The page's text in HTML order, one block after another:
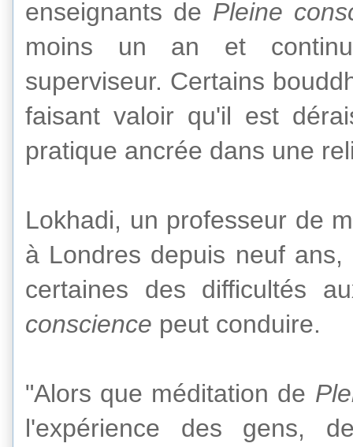
enseignants de Pleine
moins un an
et
superviseur. Certains
faisant valoir qu'il est
pratique ancrée dans une
Lokhadi, un professeur de
à Londres depuis neuf ans,
certaines des difficultés
conscience peut conduire.
"Alors que méditation de
l'expérience des gens,